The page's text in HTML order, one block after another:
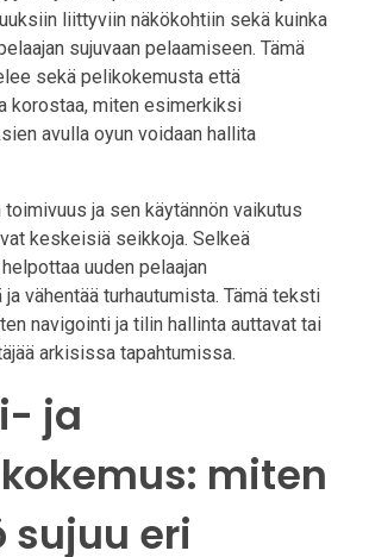
liittyviin näkökohtiin sekä kuinka
sujuvaan pelaamiseen. Tämä
sekä pelikokemusta että
korostaa, miten esimerkiksi
avulla oyun voidaan hallita
ja sen käytännön vaikutus
keskeisiä seikkoja. Selkeä
uuden pelaajan
vähentää turhautumista. Tämä teksti
navigointi ja tilin hallinta auttavat tai
arkisissa tapahtumissa.
ja
miten
sujuu eri